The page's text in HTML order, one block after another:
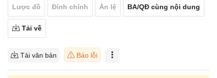
Lược đồ Đính chính Án lệ BA/QĐ cùng nội dung
Tải về
Tải văn bản Báo lỗi